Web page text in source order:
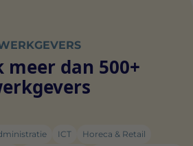
meer dan 500+
ICT
Horeca & Retail